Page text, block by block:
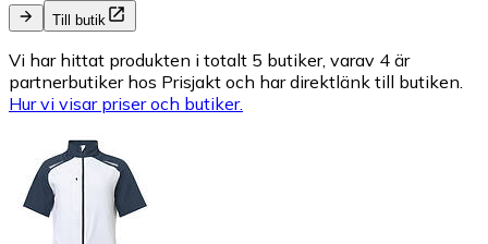
Till butik
Vi har hittat produkten i totalt 5 butiker, varav 4 är
partnerbutiker hos Prisjakt och har direktlänk till butiken.
Hur vi visar priser och butiker.